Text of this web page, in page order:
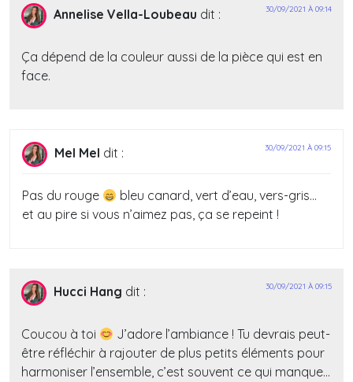
Annelise Vella-Loubeau dit : 30/09/2021 À 09:14
Ça dépend de la couleur aussi de la pièce qui est en
face.
Mel Mel dit : 30/09/2021 À 09:15
Pas du rouge
bleu canard, vert d’eau, vers-gris…
et au pire si vous n’aimez pas, ça se repeint !
Hucci Hang dit : 30/09/2021 À 09:15
Coucou à toi
J’adore l’ambiance ! Tu devrais peut-
être réfléchir à rajouter de plus petits éléments pour
harmoniser l’ensemble, c’est souvent ce qui manque…